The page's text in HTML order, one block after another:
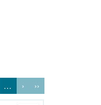
… › ››